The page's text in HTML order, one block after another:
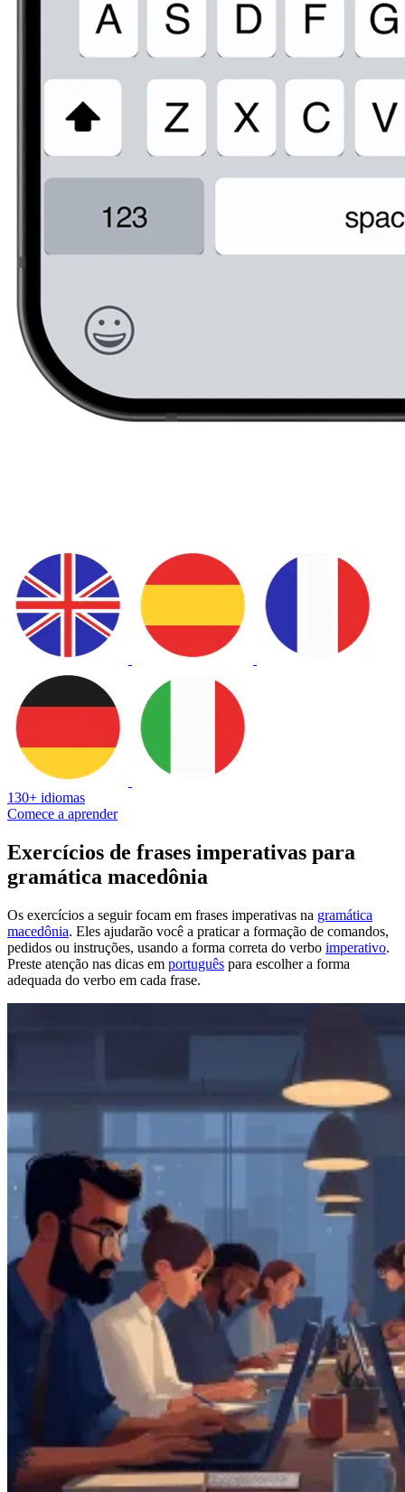
130+ idiomas
Comece a aprender
Exercícios de frases imperativas para
gramática macedônia
Os exercícios a seguir focam em frases imperativas na gramática
macedônia. Eles ajudarão você a praticar a formação de comandos,
pedidos ou instruções, usando a forma correta do verbo imperativo.
Preste atenção nas dicas em português para escolher a forma
adequada do verbo em cada frase.